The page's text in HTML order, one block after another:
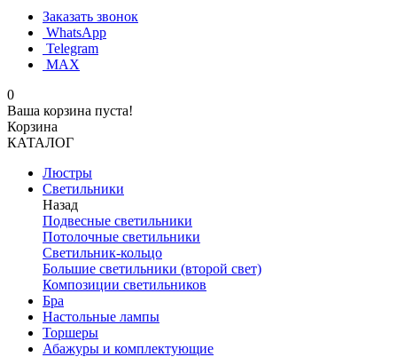
Заказать звонок
WhatsApp
Telegram
MAX
0
Ваша корзина пуста!
Корзина
КАТАЛОГ
Люстры
Светильники
Назад
Подвесные светильники
Потолочные светильники
Светильник-кольцо
Большие светильники (второй свет)
Композиции светильников
Бра
Настольные лампы
Торшеры
Абажуры и комплектующие